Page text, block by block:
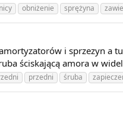
obniżenie sprężyna
i sprzezyn a
ściskającą amora w
przedni śruba